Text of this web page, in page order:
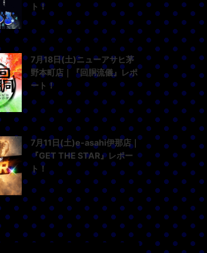
ト！
7月18日(土)ニューアサヒ茅
野本町店｜『回胴流儀』レポ
ート！
7月11日(土)e-asahi伊那店｜
『GET THE STAR』レポー
ト！